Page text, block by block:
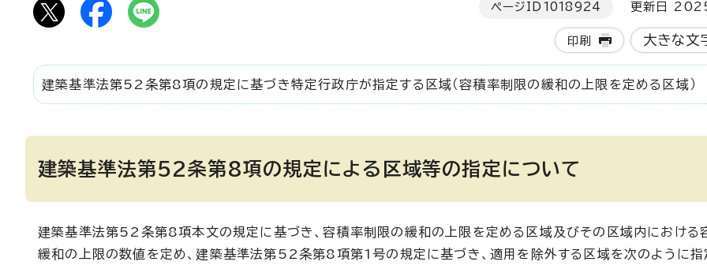
ページID 1018924 更新日
印刷 大きな文
建築基準法第52条第8項の規定に基づき特定行政庁が指定する区域（容積率制限の緩和の上限を定める区域）
建築基準法第52条第8項の規定による区域等の指定について
建築基準法第52条第8項本文の規定に基づき、容積率制限の緩和の上限を定める区域及びその区域内における
緩和の上限の数値を定め、建築基準法第52条第8項第1号の規定に基づき、適用を除外する区域を次のように指